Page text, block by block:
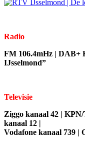
Radio
FM 106.4mHz | DAB+
IJsselmond”
Televisie
Ziggo kanaal 42 |
kanaal 12 |
Vodafone kanaal 739 |